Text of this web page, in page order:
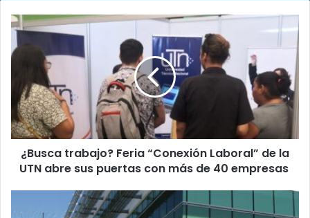
¿Busca
trabajo?
Feria
“Conexión
de
UTN
abre
sus
puertas
de
¿Busca trabajo? Feria “Conexión Laboral” de la
UTN abre sus puertas con más de 40 empresas
aplaude